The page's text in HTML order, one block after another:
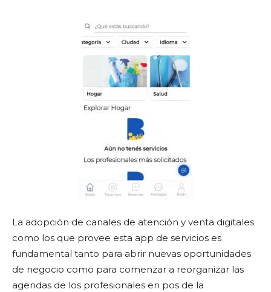
La adopción de canales de atención y venta digitales
como los que provee esta app de servicios es
fundamental tanto para abrir nuevas oportunidades
de negocio como para comenzar a reorganizar las
agendas de los profesionales en pos de la